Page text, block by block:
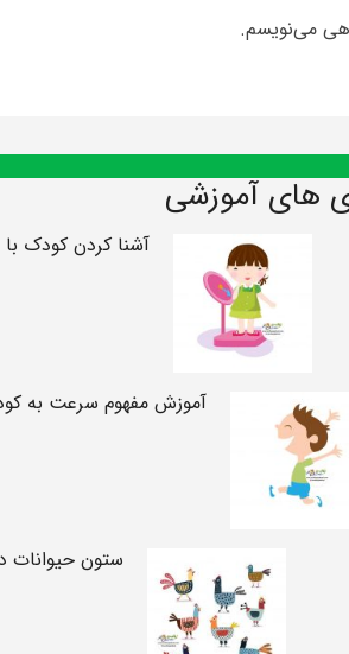
می‌نویسم.
های آموزشی
آشنا کردن کودک
آموزش مفهوم سرعت به
ستون حیوانات